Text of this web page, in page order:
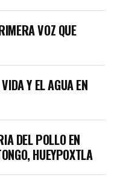
VOZ QUE
Y EL AGUA EN
DEL POLLO EN
HUEYPOXTLA